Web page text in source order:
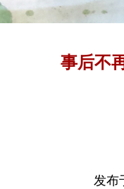
事后不
发布